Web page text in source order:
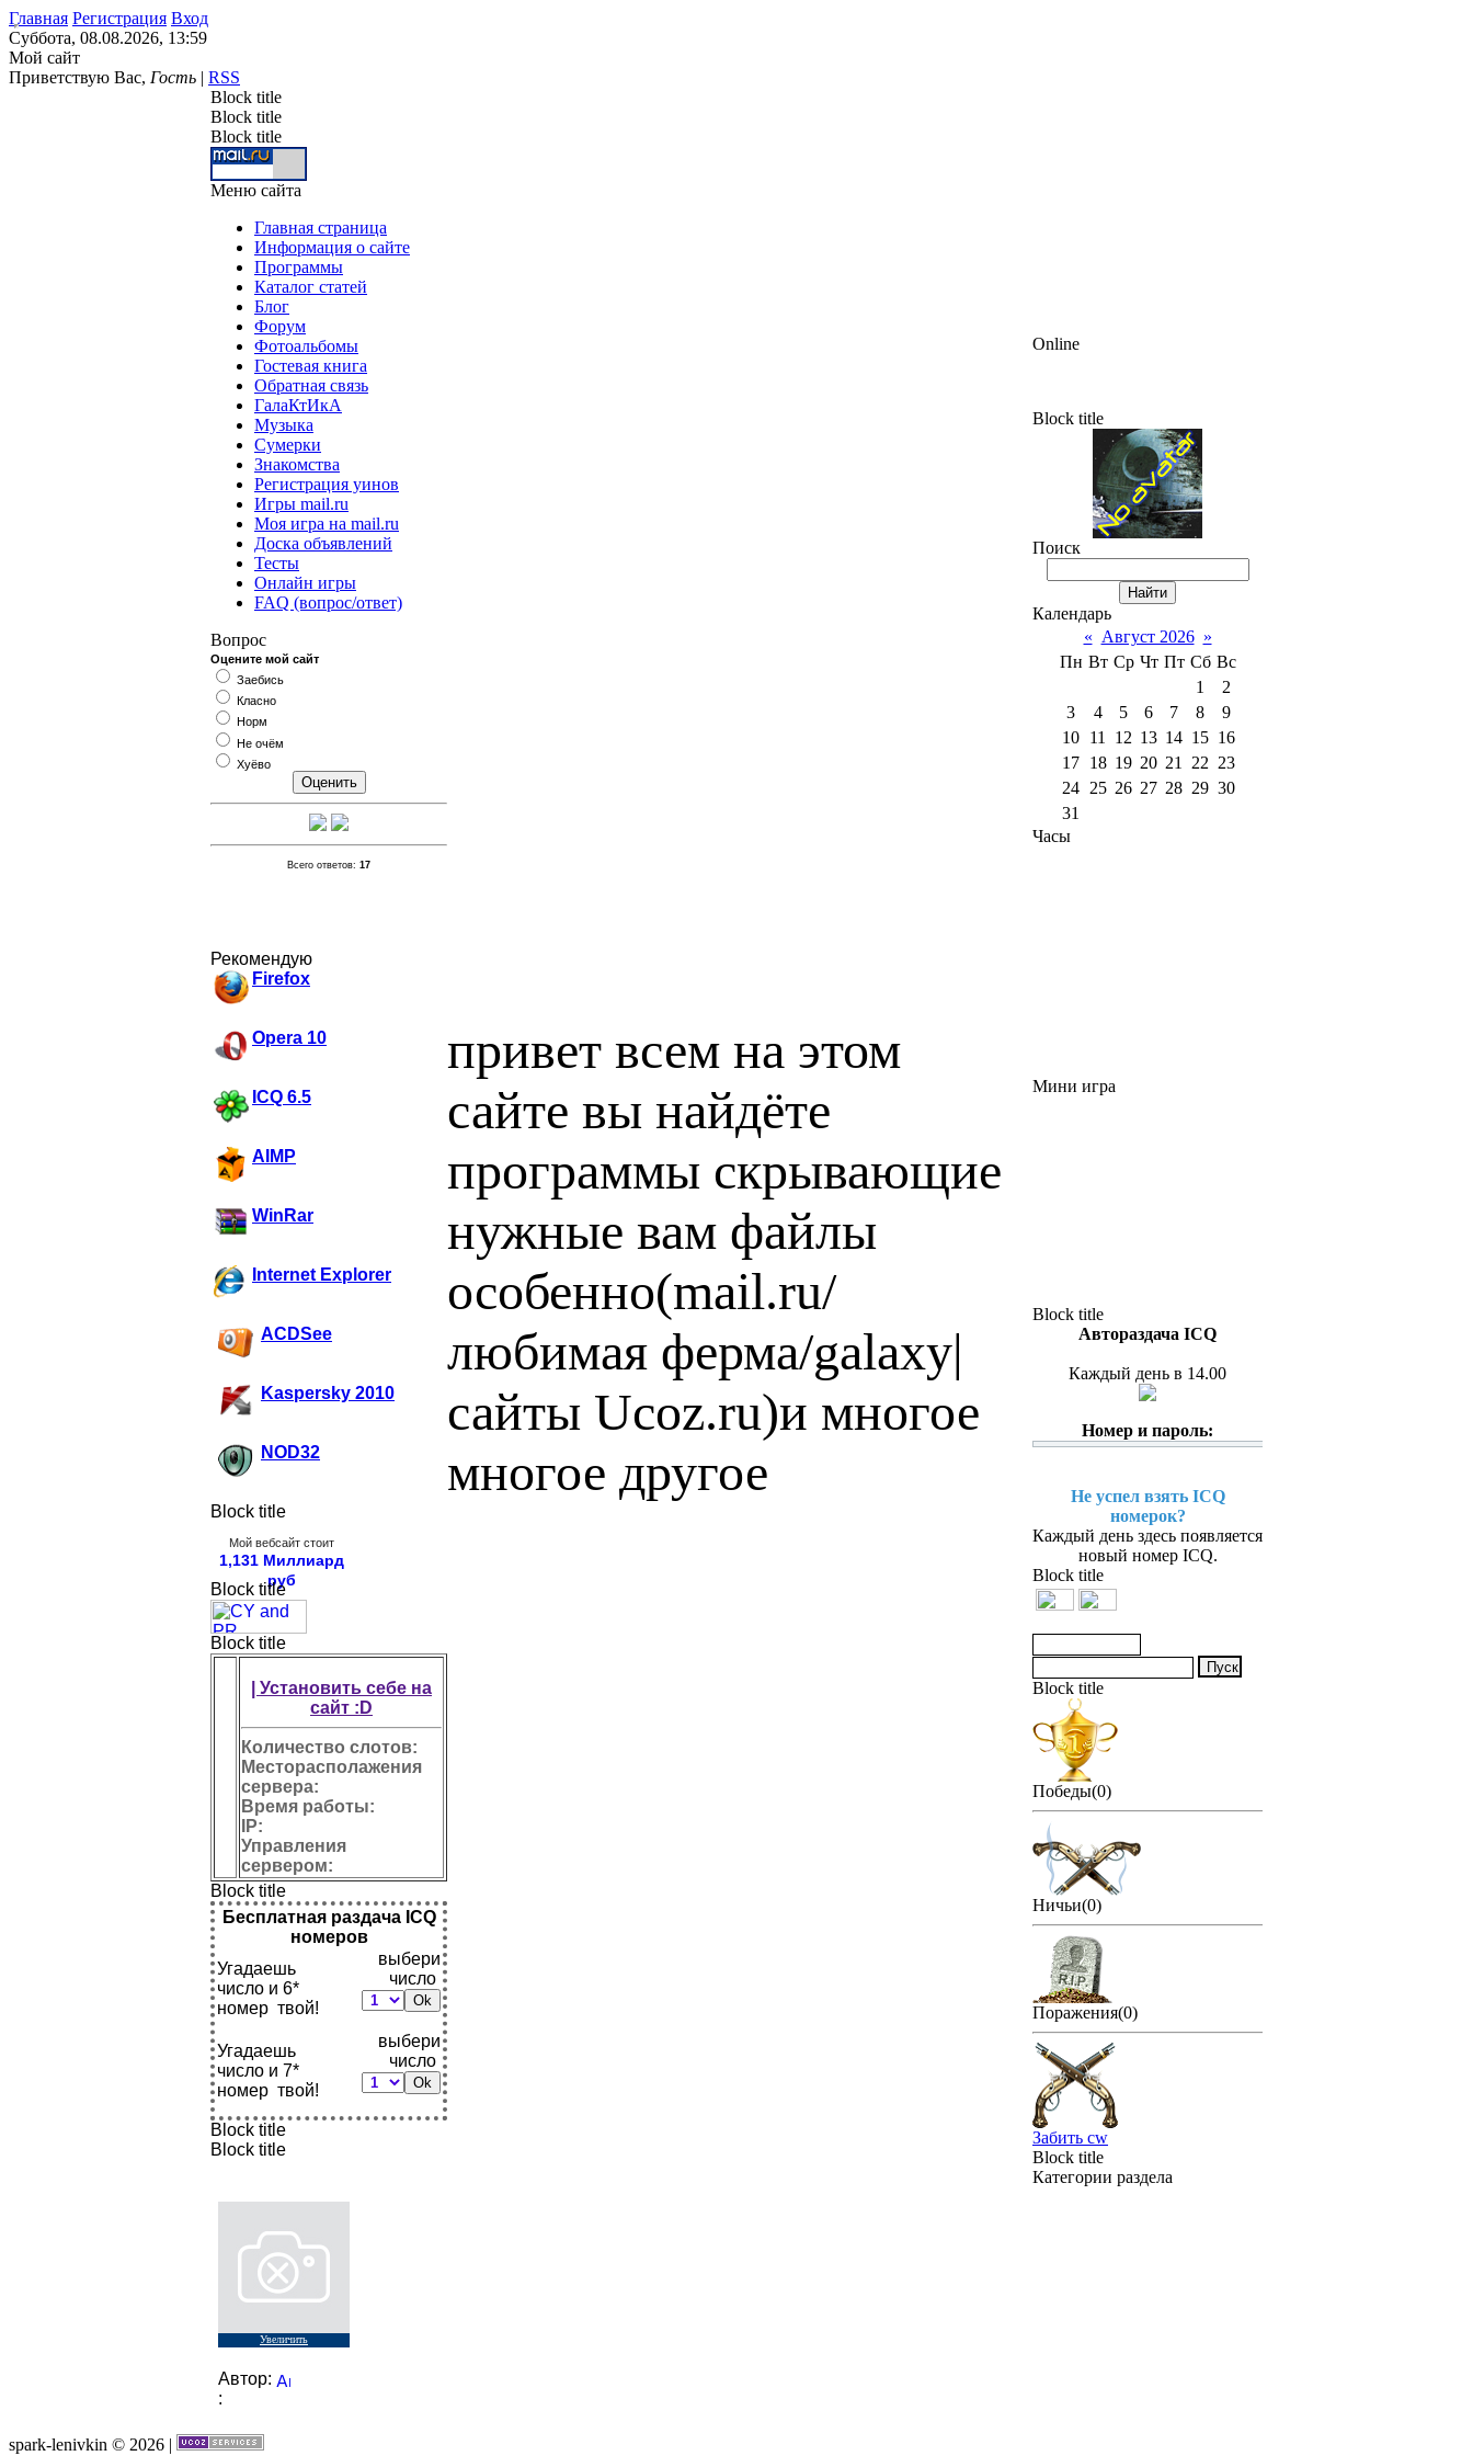
Главная Регистрация Вход
Суббота, 08.08.2026, 13:59
Мой сайт
Приветствую Вас, Гость | RSS
Block title
Block title
Block title
Меню сайта
Главная страница
Информация о сайте
Программы
Каталог статей
Блог
Форум
Фотоальбомы
Гостевая книга
Обратная связь
ГалаКтИкА
Музыка
Сумерки
Знакомства
Регистрация уинов
Игры mail.ru
Моя игра на mail.ru
Доска объявлений
Тесты
Онлайн игры
FAQ (вопрос/ответ)
Вопрос
Оцените мой сайт
Заебись
Класно
Норм
Не очём
Хуёво
Всего ответов: 17
Рекомендую
Firefox
Opera 10
ICQ 6.5
AIMP
WinRar
Internet Explorer
ACDSee
Kaspersky 2010
NOD32
Block title
Мой вебсайт стоит
1,131 Миллиард
руб
Block title
Block title
| Установить себе на
сайт :D
Количество слотов:
Месторасполажения
сервера:
Время работы:
IP:
Управления
сервером:
Block title
Бесплатная раздача ICQ
номеров
Угадаешь
число и 6*
номер твой!
выбери
число
Угадаешь
число и 7*
номер твой!
выбери
число
Block title
Block title
Увеличить
Автор:
:
привет всем на этом
сайте вы найдёте
программы скрывающие
нужные вам файлы
особенно(mail.ru/
любимая ферма/galaxy|
сайты Ucoz.ru)и многое
многое другое
Online
Block title
Поиск
Календарь
« Август 2026 »
Пн Вт Ср Чт Пт Сб Вс
1
2
3
4 5 6 7 8
9
10 11 12 13 14 15 16
17 18 19 20 21 22 23
24 25 26 27 28 29 30
31
Часы
Мини игра
Block title
Автораздача ICQ
Каждый день в 14.00
Номер и пароль:
Не успел взять ICQ
номерок?
Каждый день здесь появляется
новый номер ICQ.
Block title
Block title
Победы(0)
Ничьи(0)
Поражения(0)
Забить cw
Block title
Категории раздела
spark-lenivkin © 2026 |